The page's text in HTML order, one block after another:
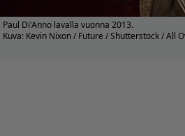
Paul Di'Anno lavalla vuonna 2013.
Kuva: Kevin Nixon / Future / Shutterstock / All